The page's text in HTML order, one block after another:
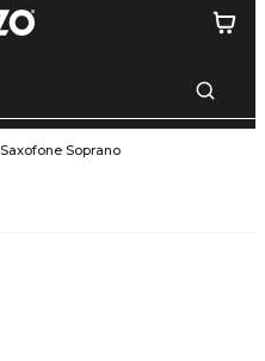
Saxofone Soprano